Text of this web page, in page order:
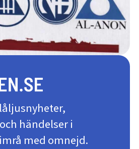
händelser i
med omnejd.